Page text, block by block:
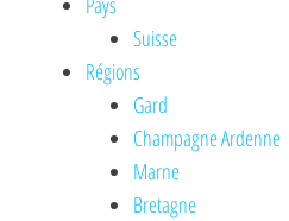
Suisse
Régions
Gard
Champagne Ardenne
Marne
Bretagne